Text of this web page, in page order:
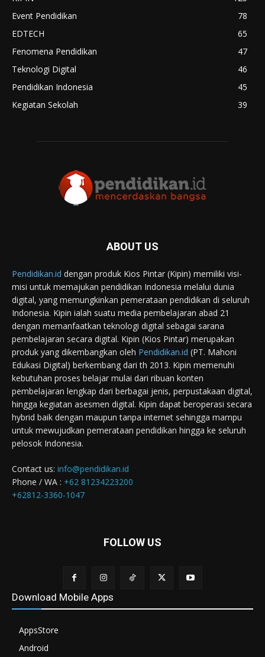
Event Pendidikan
78
EDTECH
65
Fenomena Pendidikan
47
Teknologi Digital
46
Pendidikan Indonesia
45
Kegiatan Sekolah
39
ABOUT US
Pendidikan.id dengan produk Kios Pintar (Kipin) memiliki visi-
misi untuk memajukan pendidikan Indonesia melalui dunia
digital, yang memungkinkan pemerataan pendidikan di seluruh
Indonesia. Kipin ialah suatu media pembelajaran abad 21
dengan memanfaatkan teknologi digital sebagai sarana
pembelajaran secara digital. Kipin (Kios Pintar) merupakan
produk yang dikembangkan oleh Pendidikan.id (PT. Mahoni
Edukasi Digital) berkembang dari th 2013. Kipin memenuhi
kebutuhan proses belajar mulai dari ribuan konten
pembelajaran lengkap dari berbagai jenis, perpustakaan digital,
hingga kegiatan asesmen digital. Kipin dapat beroperasi secara
hybrid baik dengan maupun tanpa internet sehingga mampu
untuk mewujudkan pemerataan pendidikan hingga ke seluruh
pelosok Indonesia.
Contact us: info@pendidikan.id
Phone / WA : +62 81234223200
+62812-3360-1047
FOLLOW US
Download Mobile Apps
AppsStore
Android